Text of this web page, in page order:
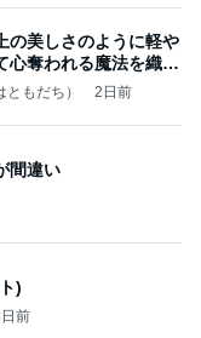
の美しさのように軽や
心奪われる魔法を織り
もだち） 2日前
間違い
)
前